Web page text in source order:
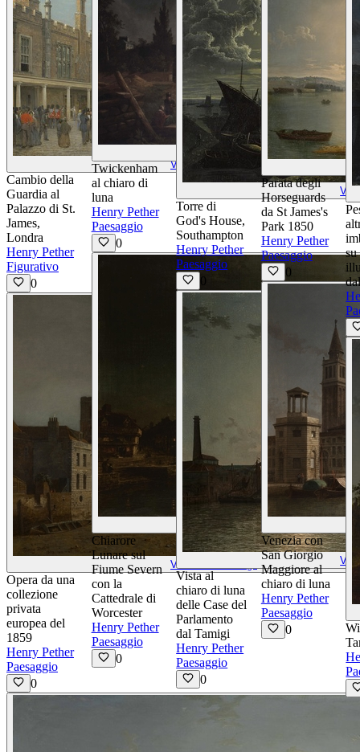
Visualizza Dettagli
Cambio della
Guardia al
Palazzo di St.
James,
Londra
Henry Pether
Figurativo
0
Visualizza Dettagli
Opera da una
collezione
privata
europea del
1859
Henry Pether
Paesaggio
0
Visualizza Dettagli
Twickenham
al chiaro di
luna
Henry Pether
Paesaggio
0
Visualizza Dettagli
Chiarore
Lunare sul
Fiume Severn
con la
Cattedrale di
Worcester
Henry Pether
Paesaggio
0
Torre di
God's House,
Southampton
Henry Pether
Paesaggio
0
Vista al
chiaro di luna
delle Case del
Parlamento
dal Tamigi
Henry Pether
Paesaggio
0
Parata degli
Horseguards
da St James's
Park 1850
Henry Pether
Paesaggio
0
Venezia con
San Giorgio
Maggiore al
chiaro di luna
Henry Pether
Paesaggio
0
su